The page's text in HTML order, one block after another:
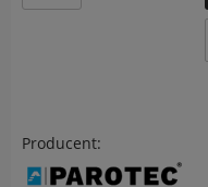
Producent: